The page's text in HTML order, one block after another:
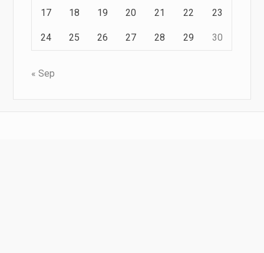
17 18 19 20 21 22 23
24 25 26 27 28 29 30
« Sep